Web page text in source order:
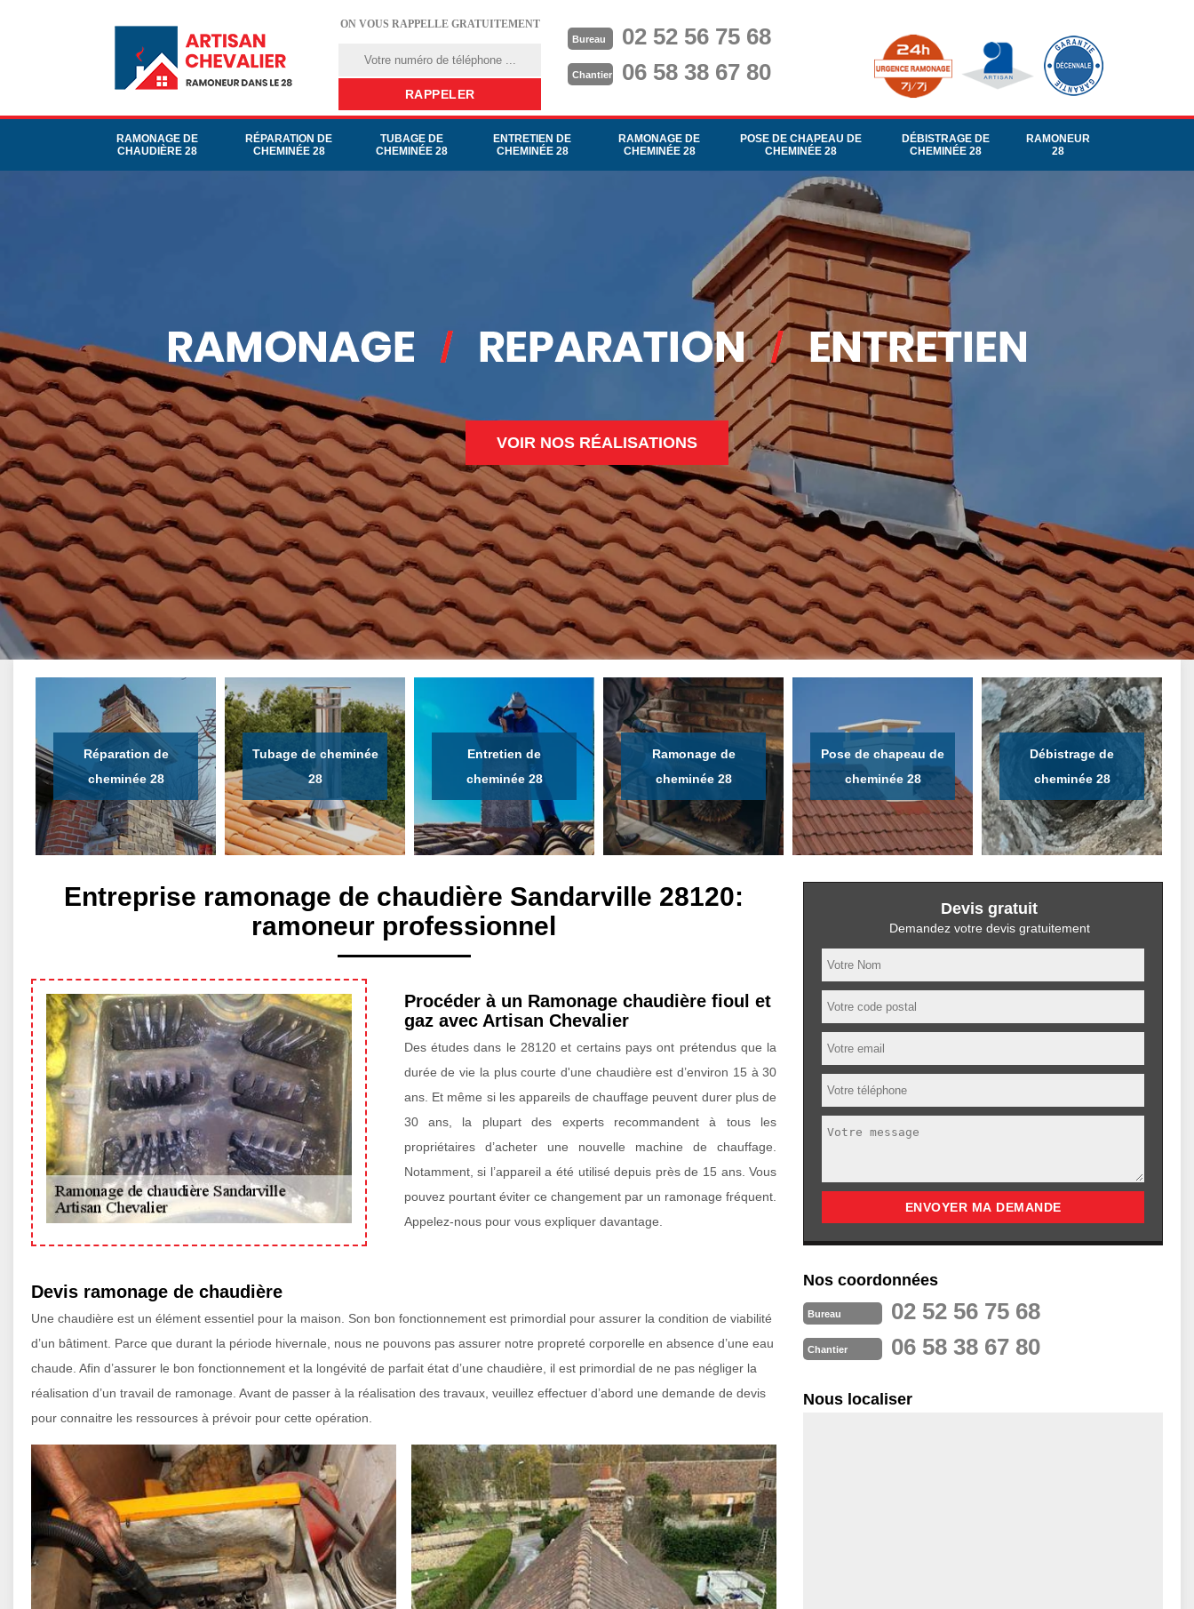
ON VOUS RAPPELLE GRATUITEMENT
Bureau 02 52 56 75 68
Chantier 06 58 38 67 80
RAMONAGE DE
CHAUDIÈRE 28
RÉPARATION DE
CHEMINÉE 28
TUBAGE DE
CHEMINÉE 28
ENTRETIEN DE
CHEMINÉE 28
RAMONAGE DE
CHEMINÉE 28
POSE DE CHAPEAU DE
CHEMINÉE 28
DÉBISTRAGE DE
CHEMINÉE 28
RAMONEUR
28
VOIR NOS RÉALISATIONS
Réparation de
cheminée 28
Tubage de cheminée
28
Entretien de
cheminée 28
Ramonage de
cheminée 28
Pose de chapeau de
cheminée 28
Débistrage de
cheminée 28
Entreprise ramonage de chaudière Sandarville 28120:
ramoneur professionnel
Procéder à un Ramonage chaudière fioul et
gaz avec Artisan Chevalier
Des études dans le 28120 et certains pays ont prétendus que la
durée de vie la plus courte d'une chaudière est d’environ 15 à 30
ans. Et même si les appareils de chauffage peuvent durer plus de
30 ans, la plupart des experts recommandent à tous les
propriétaires d’acheter une nouvelle machine de chauffage.
Notamment, si l’appareil a été utilisé depuis près de 15 ans. Vous
pouvez pourtant éviter ce changement par un ramonage fréquent.
Appelez-nous pour vous expliquer davantage.
Devis ramonage de chaudière
Une chaudière est un élément essentiel pour la maison. Son bon fonctionnement est primordial pour assurer la condition de viabilité
d’un bâtiment. Parce que durant la période hivernale, nous ne pouvons pas assurer notre propreté corporelle en absence d’une eau
chaude. Afin d’assurer le bon fonctionnement et la longévité de parfait état d’une chaudière, il est primordial de ne pas négliger la
réalisation d’un travail de ramonage. Avant de passer à la réalisation des travaux, veuillez effectuer d’abord une demande de devis
pour connaitre les ressources à prévoir pour cette opération.
Devis gratuit
Demandez votre devis gratuitement
Nos coordonnées
Bureau 02 52 56 75 68
Chantier 06 58 38 67 80
Nous localiser